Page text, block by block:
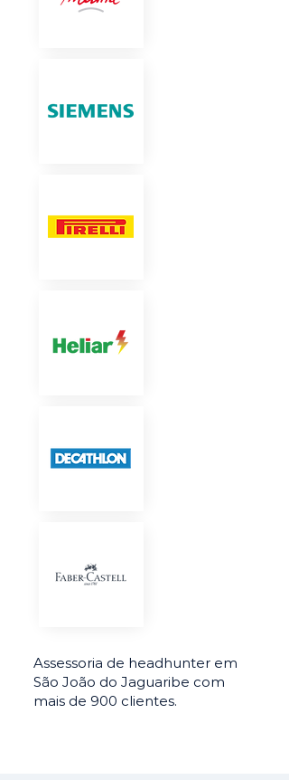
Assessoria de headhunter em
São João do Jaguaribe com
mais de 900 clientes.